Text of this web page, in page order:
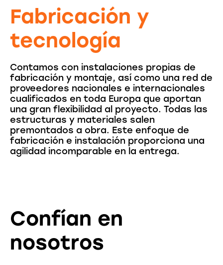
Fabricación y
tecnología
Contamos con instalaciones propias de
fabricación y montaje, así como una red de
proveedores nacionales e internacionales
cualificados en toda Europa que aportan
una gran flexibilidad al proyecto. Todas las
estructuras y materiales salen
premontados a obra. Este enfoque de
fabricación e instalación proporciona una
agilidad incomparable en la entrega.
Confían en
nosotros